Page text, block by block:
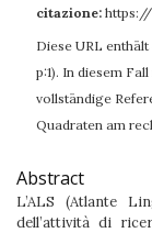
citazione: https://
Diese URL
p:1). In diesem
vollständige
Quadraten am
Abstract
L’ALS (Atlante
dell’attività di